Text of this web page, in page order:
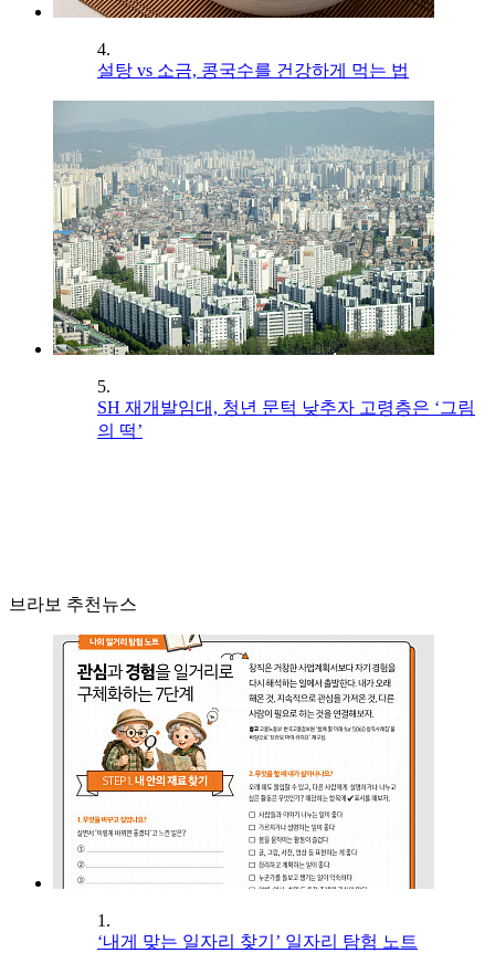
4.
설탕 vs 소금, 콩국수를 건강하게 먹는 법
5.
SH 재개발임대, 청년 문턱 낮추자 고령층은 ‘그림
의 떡’
브라보 추천뉴스
1.
‘내게 맞는 일자리 찾기’ 일자리 탐험 노트